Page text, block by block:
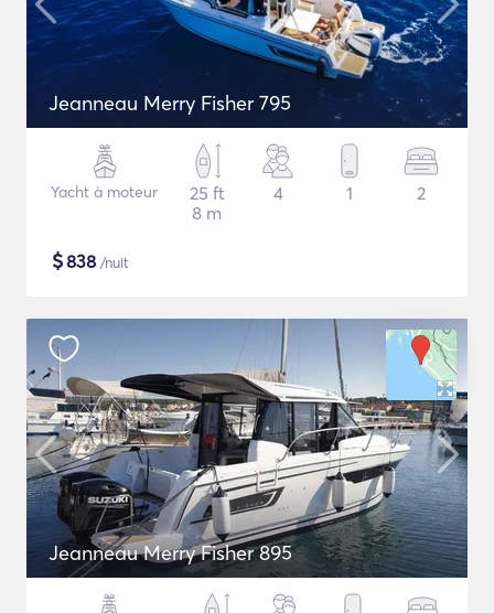
Jeanneau Merry Fisher 795
Yacht à moteur
25 ft
8 m
4 1 2
$838 /nuit
Jeanneau Merry Fisher 895